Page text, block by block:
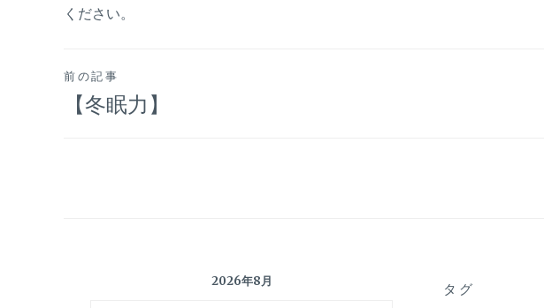
ください。
投
稿
前の記事
【冬眠力】
2026年8月 タグ